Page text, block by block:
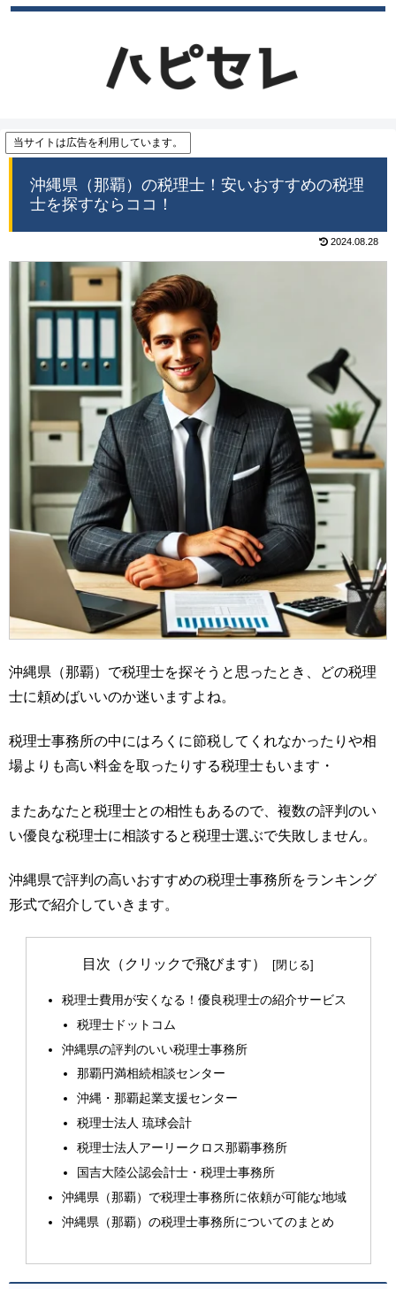
当サイトは広告を利用しています。
沖縄県（那覇）の税理士！安いおすすめの税理
士を探すならココ！
2024.08.28
沖縄県（那覇）で税理士を探そうと思ったとき、どの税理
士に頼めばいいのか迷いますよね。
税理士事務所の中にはろくに節税してくれなかったりや相
場よりも高い料金を取ったりする税理士もいます・
またあなたと税理士との相性もあるので、複数の評判のい
い優良な税理士に相談すると税理士選ぶで失敗しません。
沖縄県で評判の高いおすすめの税理士事務所をランキング
形式で紹介していきます。
目次（クリックで飛びます）
税理士費用が安くなる！優良税理士の紹介サービス
税理士ドットコム
沖縄県の評判のいい税理士事務所
那覇円満相続相談センター
沖縄・那覇起業支援センター
税理士法人 琉球会計
税理士法人アーリークロス那覇事務所
国吉大陸公認会計士・税理士事務所
沖縄県（那覇）で税理士事務所に依頼が可能な地域
沖縄県（那覇）の税理士事務所についてのまとめ